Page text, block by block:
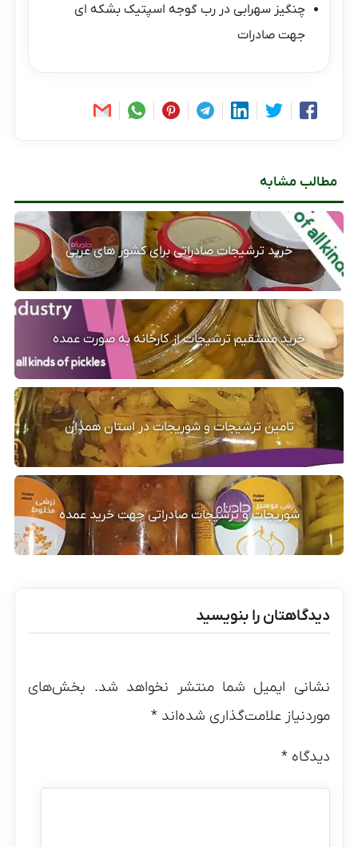
چنگیز سهرابی دررب گوجه اسپتیک بشکه ای
جهت صادرات
مطالب مشابه
خرید ترشیجات صادراتی برای کشور های عربی
خرید مستقیم ترشیجات از کارخانه به صورت عمده
تامین ترشیجات و شوریجات در استان همدان
شوریجات و ترشیجات صادراتی جهت خرید عمده
دیدگاهتان را بنویسید
نشانی ایمیل شما منتشر نخواهد شد. بخش‌های
موردنیاز علامت‌گذاری شده‌اند*
دیدگاه*